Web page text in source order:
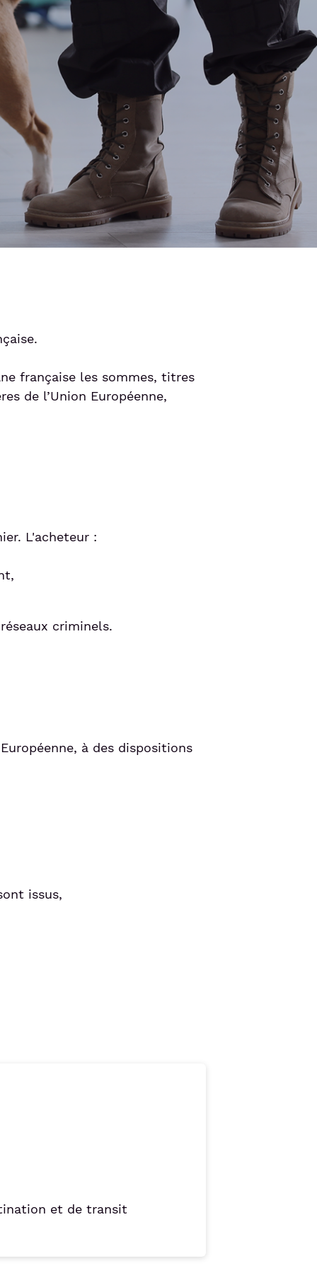
française les sommes, titres
de l’Union Européenne,
L'acheteur :
criminels.
à des dispositions
issus,
et de transit